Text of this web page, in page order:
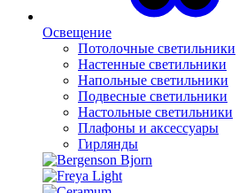
Освещение
Потолочные светильники
Настенные светильники
Напольные светильники
Подвесные светильники
Настольные светильники
Плафоны и аксессуары
Гирлянды